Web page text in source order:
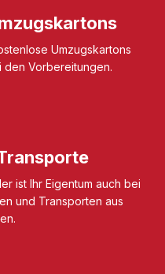
Umzugskartons
den Vorbereitungen.
ist Ihr Eigentum auch bei
und Transporten aus